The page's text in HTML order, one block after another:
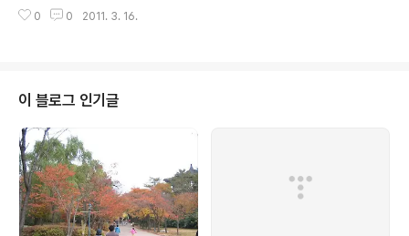
들의 책이 있는데, 그 중 하나가 자기계발서 이다. 이렇게 저렇게 하라는 자기계
이 책은 예외로 추천을 통해 접하게 되었다. http://xrath.com/ 의 rath 형으로
부터 추천 받은 책이고, 이 형은 애자일 컨설팅의 김창준 님으로부터 추천을 받..
0 0 2011. 3. 16.
이 블로그 인기글